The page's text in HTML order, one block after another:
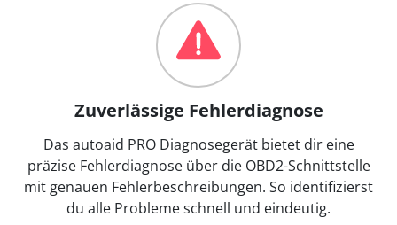
Zuverlässige Fehlerdiagnose
Das autoaid PRO Diagnosegerät bietet dir eine
präzise Fehlerdiagnose über die OBD2-Schnittstelle
mit genauen Fehlerbeschreibungen. So identifizierst
du alle Probleme schnell und eindeutig.